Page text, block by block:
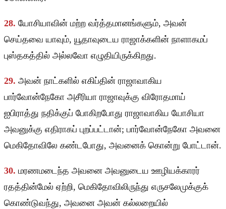
28. யோசியாவின் மற்ற வர்த்தமானங்களும், அவன்
செய்தவை யாவும், யூதாவுடைய ராஜாக்களின் நாளாகமப்
புஸ்தகத்தில் அல்லவோ எழுதியிருக்கிறது.
29. அவன் நாட்களில் எகிப்தின் ராஜாவாகிய
பார்வோன்நேகோ அசீரியா ராஜாவுக்கு விரோதமாய்
ஐபிராத்து நதிக்குப் போகிறபோது ராஜாவாகிய யோசியா
அவனுக்கு எதிராகப் புறப்பட்டான்; பார்வோன்நேகோ அவனை
மெகிதோவிலே கண்டபோது, அவனைக் கொன்று போட்டான்.
30. மரணமடைந்த அவனை அவனுடைய ஊழியக்காரர்
ரதத்தின்மேல் ஏற்றி, மெகிதோவிலிருந்து எருசலேமுக்குக்
கொண்டுவந்து, அவனை அவன் கல்லறையில்